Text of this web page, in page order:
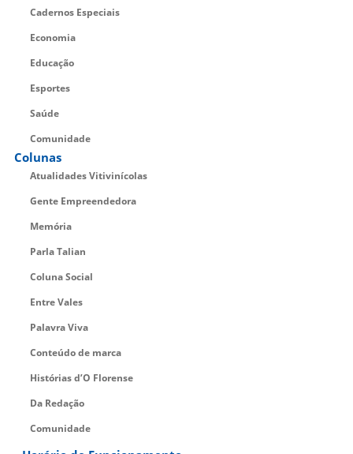
Cadernos Especiais
Economia
Educação
Esportes
Saúde
Comunidade
Colunas
Atualidades Vitivinícolas
Gente Empreendedora
Memória
Parla Talian
Coluna Social
Entre Vales
Palavra Viva
Conteúdo de marca
Histórias d’O Florense
Da Redação
Comunidade